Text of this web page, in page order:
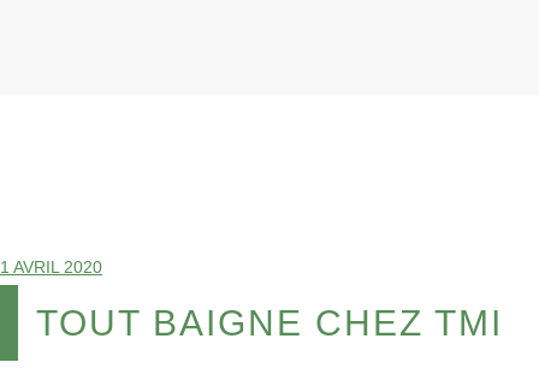
1 AVRIL 2020
TOUT BAIGNE CHEZ TMI